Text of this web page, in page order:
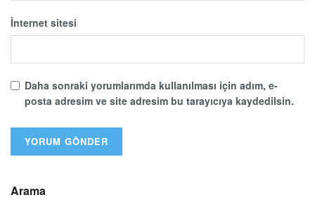
İnternet sitesi
Daha sonraki yorumlarımda kullanılması için adım, e-
posta adresim ve site adresim bu tarayıcıya kaydedilsin.
Arama